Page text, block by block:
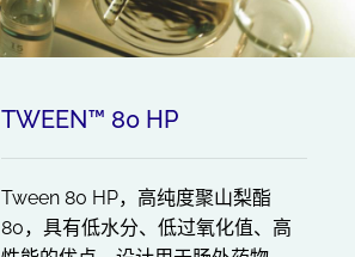
TWEEN™ 80 HP
Tween 80 HP，高纯度聚山梨酯
80，具有低水分、低过氧化值、高